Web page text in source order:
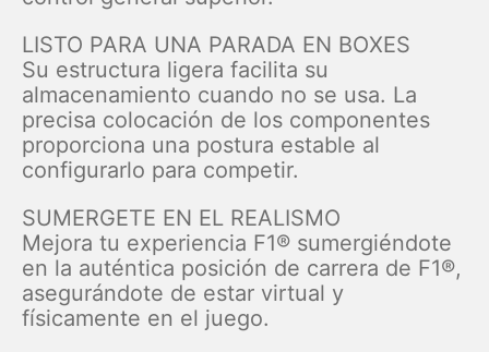
LISTO PARA UNA PARADA EN BOXES
Su estructura ligera facilita su
almacenamiento cuando no se usa. La
precisa colocación de los componentes
proporciona una postura estable al
configurarlo para competir.
SUMERGETE EN EL REALISMO
Mejora tu experiencia F1® sumergiéndote
en la auténtica posición de carrera de F1®,
asegurándote de estar virtual y
físicamente en el juego.